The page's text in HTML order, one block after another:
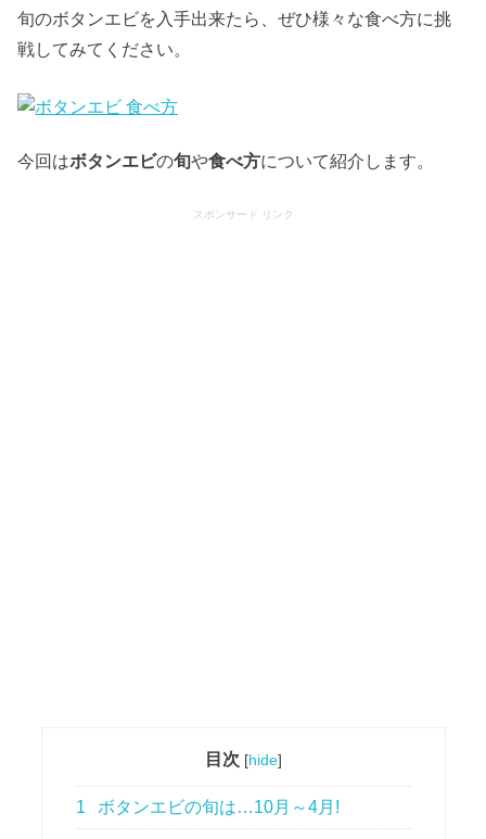
旬のボタンエビを入手出来たら、ぜひ様々な食べ方に挑
戦してみてください。
今回はボタンエビの旬や食べ方について紹介します。
スポンサード リンク
目次 [hide]
1 ボタンエビの旬は…10月～4月!